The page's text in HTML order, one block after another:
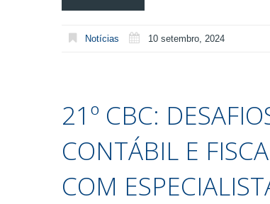
Notícias 10 setembro, 2024
21º CBC:
CONTÁBIL E
COM